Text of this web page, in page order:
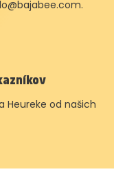
.
Heureke od našich